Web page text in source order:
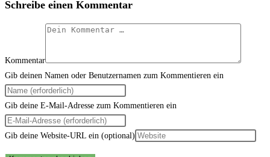
Schreibe einen Kommentar
Kommentar
Gib deinen Namen oder Benutzernamen zum Kommentieren ein
Gib deine E-Mail-Adresse zum Kommentieren ein
Gib deine Website-URL ein (optional)